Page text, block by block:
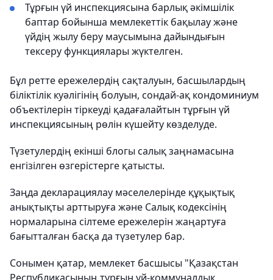
Тұрғын үй инспекциясына барлық әкімшілік
баптар бойынша мемлекеттік бақылау және
үйдің жылу беру маусымына дайындығын
тексеру функциялары жүктелген.
Бұл ретте ережелердің сақталуын, басшылардың
біліктілік куәлігінің болуын, сондай-ақ кондоминиум
объектілерін тіркеуді қадағалайтын тұрғын үй
инспекциясының рөлін күшейту көзделуде.
Түзетулердің екінші блогы салық заңнамасына
енгізілген өзгерістерге қатысты.
Заңда декларациялау мәселелерінде құқықтық
анықтықты арттыруға және Салық кодексінің
нормаларына сілтеме ережелерін жаңартуға
бағытталған басқа да түзетулер бар.
Сонымен қатар, мемлекет басшысы "Қазақстан